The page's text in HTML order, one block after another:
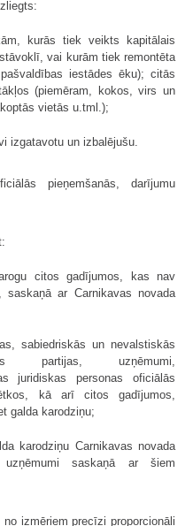
kurās tiek veikts kapitālais
vai kurām tiek remontēta
iestādes ēku); citās
(piemēram, kokos, virs un
vietās u.tml.);
izgatavotu un izbalējušu.
pieņemšanās, darījumu
citos gadījumos, kas nav
saskaņā ar Carnikavas novada
sabiedriskās un nevalstiskās
partijas, uzņēmumi,
juridiskas personas oficiālās
kā arī citos gadījumos,
galda karodziņu;
karodziņu Carnikavas novada
saskaņā ar šiem
izmēriem precīzi proporcionāli